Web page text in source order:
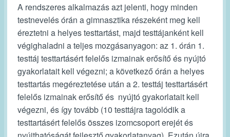
A rendszeres alkalmazás azt jelenti, hogy minden
testnevelés órán a gimnasztika részeként meg kell
éreztetni a helyes testtartást, majd testtájanként kell
végighaladni a teljes mozgásanyagon: az 1. órán 1.
testtáj testtartásért felelős izmainak erősítő és nyújtó
gyakorlatait kell végezni; a következő órán a helyes
testtartás megéreztetése után a 2. testtáj testtartásért
felelős izmainak erősítő és nyújtó gyakorlatait kell
végezni, és így tovább (10 testtájra tagolódik a
testtartásért felelős összes izomcsoport erejét és